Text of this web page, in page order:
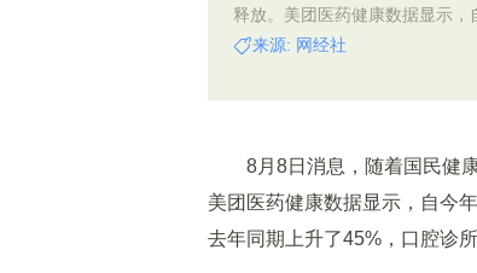
释放。美团医药健康数据显示，
来源: 网经社
8月8日消息，随着国民健康
美团医药健康数据显示，自今
去年同期上升了45%，口腔诊